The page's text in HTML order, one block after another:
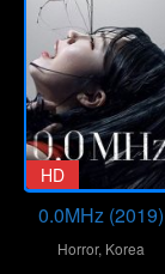
HD
0.0MHz (2019)
Horror, Korea